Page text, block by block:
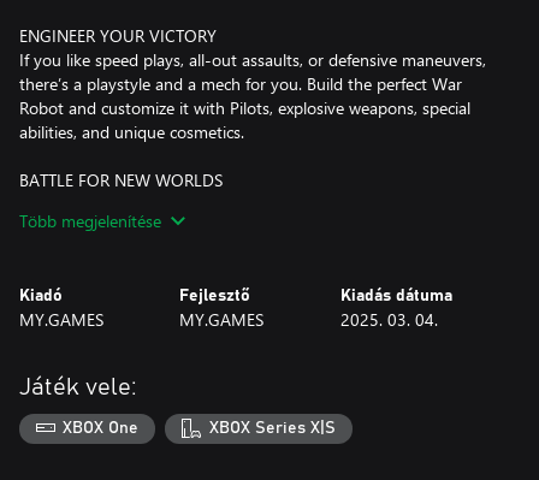
ENGINEER YOUR VICTORY
If you like speed plays, all-out assaults, or defensive maneuvers,
there’s a playstyle and a mech for you. Build the perfect War
Robot and customize it with Pilots, explosive weapons, special
abilities, and unique cosmetics.
BATTLE FOR NEW WORLDS
from Earth. From a freezing planetoid through deep mines, secret
discover their secrets and win the fight!
Több megjelenítése
Kiadó
MY.GAMES
Fejlesztő
MY.GAMES
Kiadás dátuma
2025. 03. 04.
Játék vele:
XBOX One XBOX Series X|S